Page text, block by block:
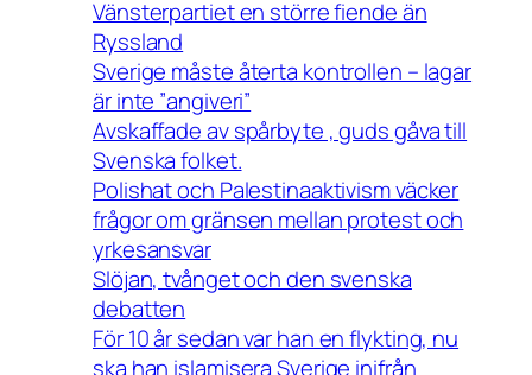
Vänsterpartiet en större fiende än
Ryssland
Sverige måste återta kontrollen – lagar
är inte ”angiveri”
Avskaffade av spårbyte , guds gåva till
Svenska folket.
Polishat och Palestinaaktivism väcker
frågor om gränsen mellan protest och
yrkesansvar
Slöjan, tvånget och den svenska
debatten
För 10 år sedan var han en flykting, nu
ska han islamisera Sverige inifrån